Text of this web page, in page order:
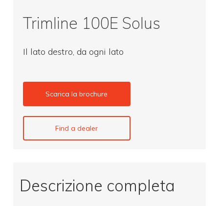
Trimline 100E Solus
Il lato destro, da ogni lato
Scarica la brochure
Find a dealer
Descrizione completa